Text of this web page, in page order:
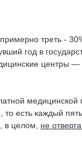
треть -
год в
центры —
то есть каждый
в целом, не